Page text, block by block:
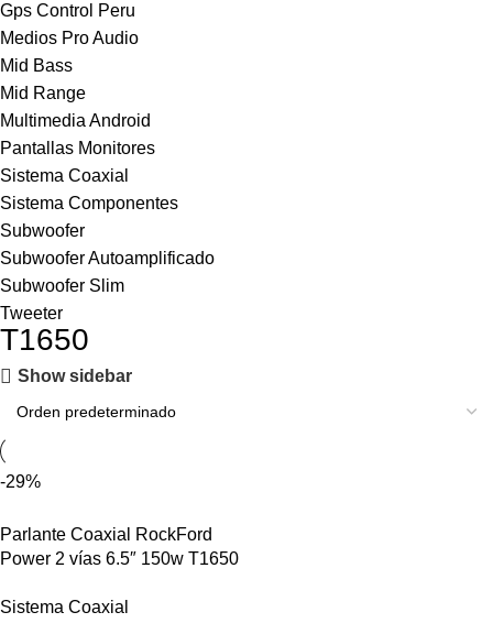
Gps Control Peru
Medios Pro Audio
Mid Bass
Mid Range
Multimedia Android
Pantallas Monitores
Sistema Coaxial
Sistema Componentes
Subwoofer
Subwoofer Autoamplificado
Subwoofer Slim
Tweeter
T1650
Show sidebar
-29%
Parlante Coaxial RockFord
Power 2 vías 6.5″ 150w T1650
Sistema Coaxial